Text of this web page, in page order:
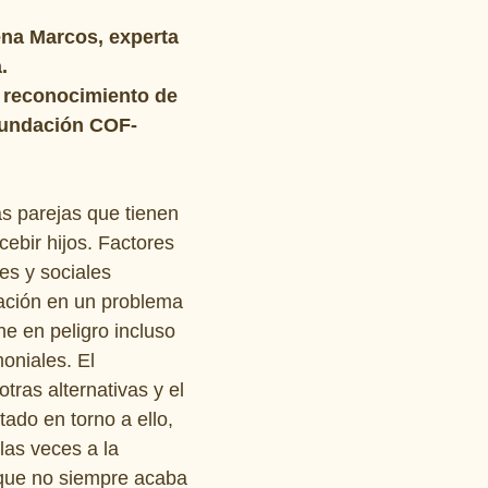
Marcos, experta
de
COF-
parejas que tienen
hijos. Factores
y sociales
en un problema
en peligro incluso
El
alternativas y el
en torno a ello,
veces a la
no siempre acaba